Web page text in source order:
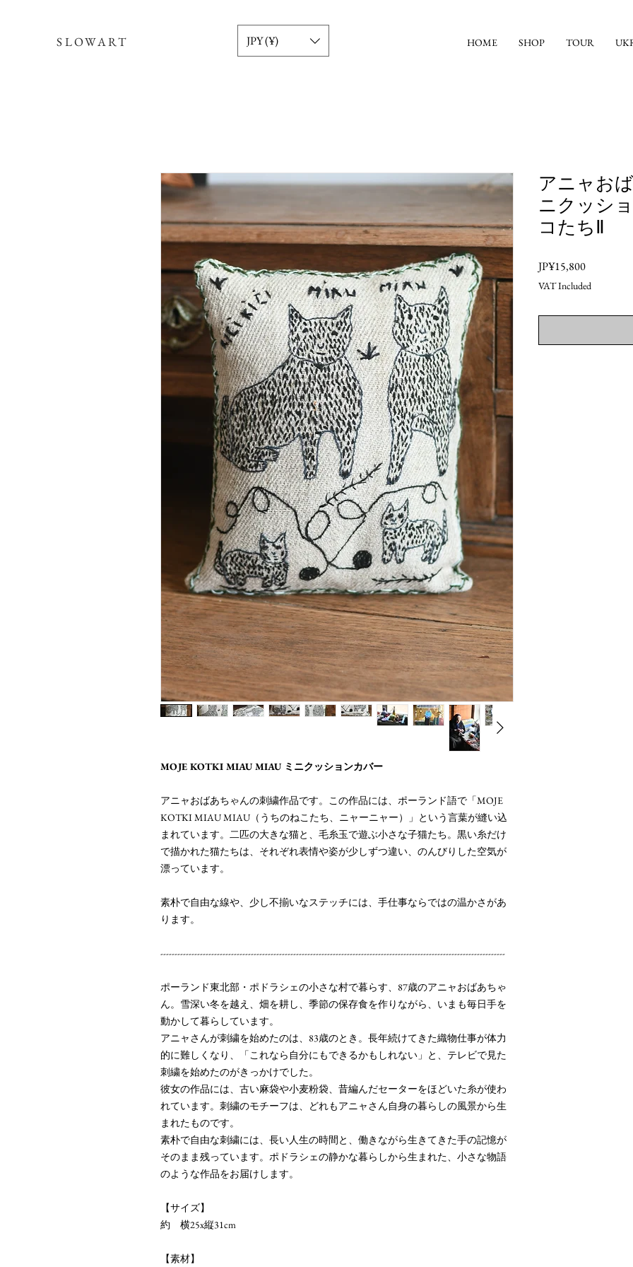
HOME SHOP TOUR
SLOWART JPY (¥)
MOJE KOTKI MIAU MIAU ミニクッションカバー
アニャおばあちゃんの刺繍作品です。この作品には、ポーランド語で「MOJE
KOTKI MIAU MIAU（うちのねこたち、ニャーニャー）」という言葉が縫い込
まれています。二匹の大きな猫と、毛糸玉で遊ぶ小さな子猫たち。黒い糸だけ
で描かれた猫たちは、それぞれ表情や姿が少しずつ違い、のんびりした空気が
漂っています。
素朴で自由な線や、少し不揃いなステッチには、手仕事ならではの温かさがあ
ります。
--------------------------------------------------------------------------------------------------------------------------
ポーランド東北部・ポドラシェの小さな村で暮らす、87歳のアニャおばあちゃ
ん。雪深い冬を越え、畑を耕し、季節の保存食を作りながら、いまも毎日手を
動かして暮らしています。
アニャさんが刺繍を始めたのは、83歳のとき。長年続けてきた織物仕事が体力
的に難しくなり、「これなら自分にもできるかもしれない」と、テレビで見た
刺繍を始めたのがきっかけでした。
彼女の作品には、古い麻袋や小麦粉袋、昔編んだセーターをほどいた糸が使わ
れています。刺繍のモチーフは、どれもアニャさん自身の暮らしの風景から生
まれたものです。
素朴で自由な刺繍には、長い人生の時間と、働きながら生きてきた手の記憶が
そのまま残っています。ポドラシェの静かな暮らしから生まれた、小さな物語
のような作品をお届けします。
【サイズ】
約 横25x縦31cm
【素材】
アニャお
ニクッシ
コたちⅡ
JP¥15,800Price
VAT Included